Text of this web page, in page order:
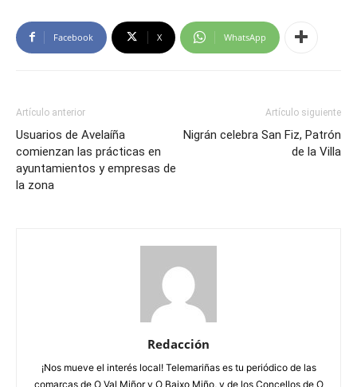
Facebook X WhatsApp
Artículo anterior
Usuarios de Avelaíña
comienzan las prácticas en
ayuntamientos y empresas de
la zona
Artículo siguiente
Nigrán celebra San Fiz, Patrón
de la Villa
Redacción
¡Nos mueve el interés local! Telemariñas es tu periódico de las
comarcas de O Val Miñor y O Baixo Miño, y de los Concellos de O